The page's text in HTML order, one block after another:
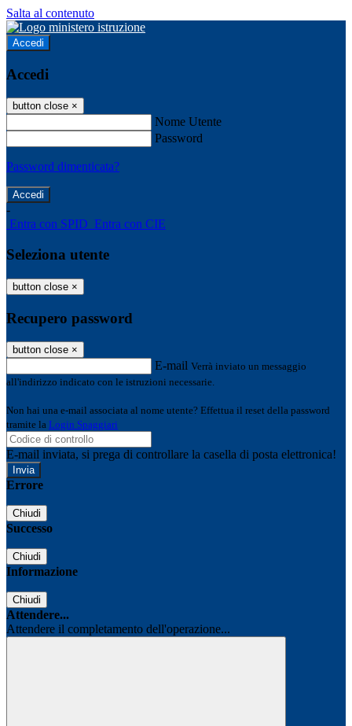
Salta al contenuto
Accedi
Accedi
button close ×
Nome Utente
Password
Password dimenticata?
-
Entra con SPID Entra con CIE
Seleziona utente
button close ×
Recupero password
button close ×
E-mail Verrà inviato un messaggio
all'indirizzo indicato con le istruzioni necessarie.
Non hai una e-mail associata al nome utente? Effettua il reset della password
tramite la Login Spaggiari
E-mail inviata, si prega di controllare la casella di posta elettronica!
Errore
Chiudi
Successo
Chiudi
Informazione
Chiudi
Attendere...
Attendere il completamento dell'operazione...